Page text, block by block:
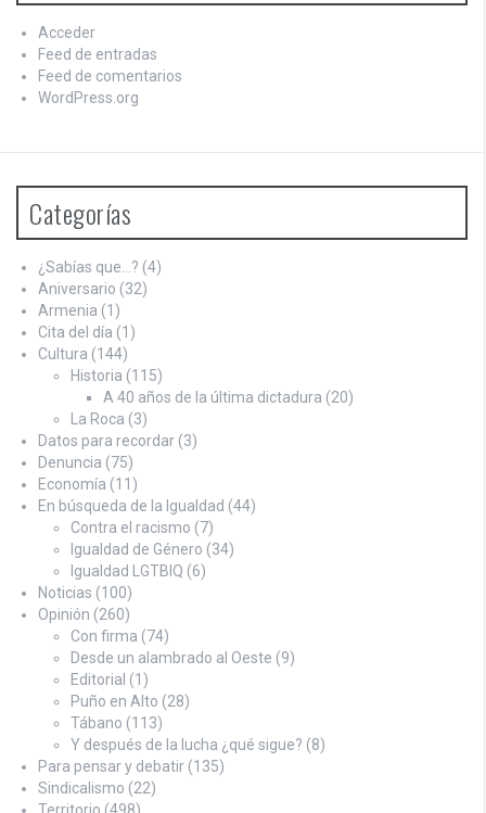
Acceder
Feed de entradas
Feed de comentarios
WordPress.org
Categorías
¿Sabías que…? (4)
Aniversario (32)
Armenia (1)
Cita del día (1)
Cultura (144)
Historia (115)
A 40 años de la última dictadura (20)
La Roca (3)
Datos para recordar (3)
Denuncia (75)
Economía (11)
En búsqueda de la Igualdad (44)
Contra el racismo (7)
Igualdad de Género (34)
Igualdad LGTBIQ (6)
Noticias (100)
Opinión (260)
Con firma (74)
Desde un alambrado al Oeste (9)
Editorial (1)
Puño en Alto (28)
Tábano (113)
Y después de la lucha ¿qué sigue? (8)
Para pensar y debatir (135)
Sindicalismo (22)